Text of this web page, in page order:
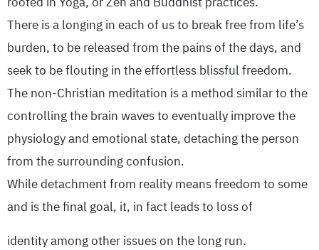
There is a longing in each of us to break free from life’s
burden, to be released from the pains of the days, and
seek to be flouting in the effortless blissful freedom.
The non-Christian meditation is a method similar to the
controlling the brain waves to eventually improve the
physiology and emotional state, detaching the person
from the surrounding confusion.
While detachment from reality means freedom to some
and is the final goal, it, in fact leads to loss of
identity among other issues on the long run.